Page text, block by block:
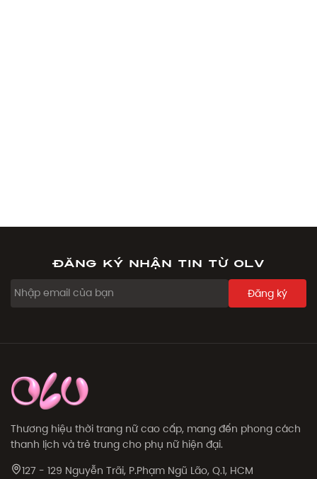
Đăng ký nhận tin từ OLV
Đăng ký
Thương hiệu thời trang nữ cao cấp, mang đến phong cách
thanh lịch và trẻ trung cho phụ nữ hiện đại.
127 - 129 Nguyễn Trãi, P.Phạm Ngũ Lão, Q.1, HCM